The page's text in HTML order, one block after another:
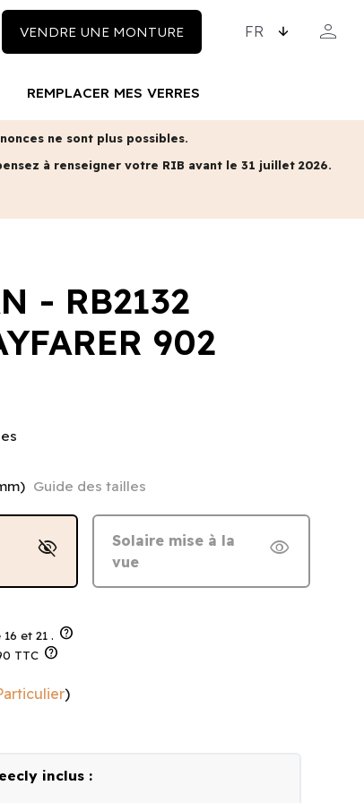
VENDRE UNE MONTURE person
REMPLACER MES VERRES
ne sont plus possibles.
à renseigner votre RIB avant le 31 juillet 2026.
- RB2132
902
Guide des tailles
visibility_off
Solaire mise à la
vue
visibility
et 21 . help
TTC help
)
inclus :